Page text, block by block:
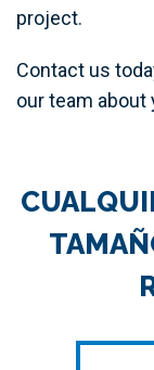
project.
Contact us
our team about